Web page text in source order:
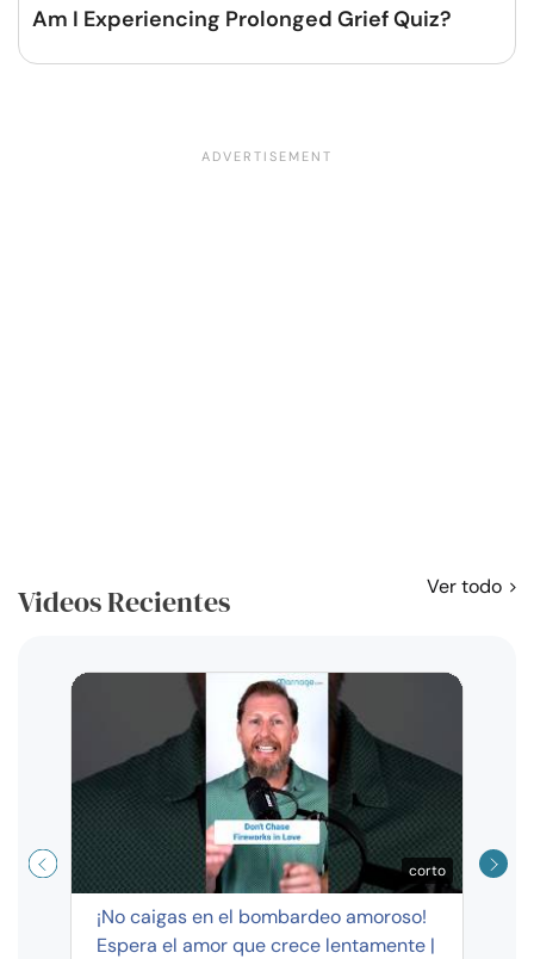
Am I Experiencing Prolonged Grief Quiz?
Videos Recientes Ver todo
corto
¡No caigas en el bombardeo amoroso!
Espera el amor que crece lentamente |